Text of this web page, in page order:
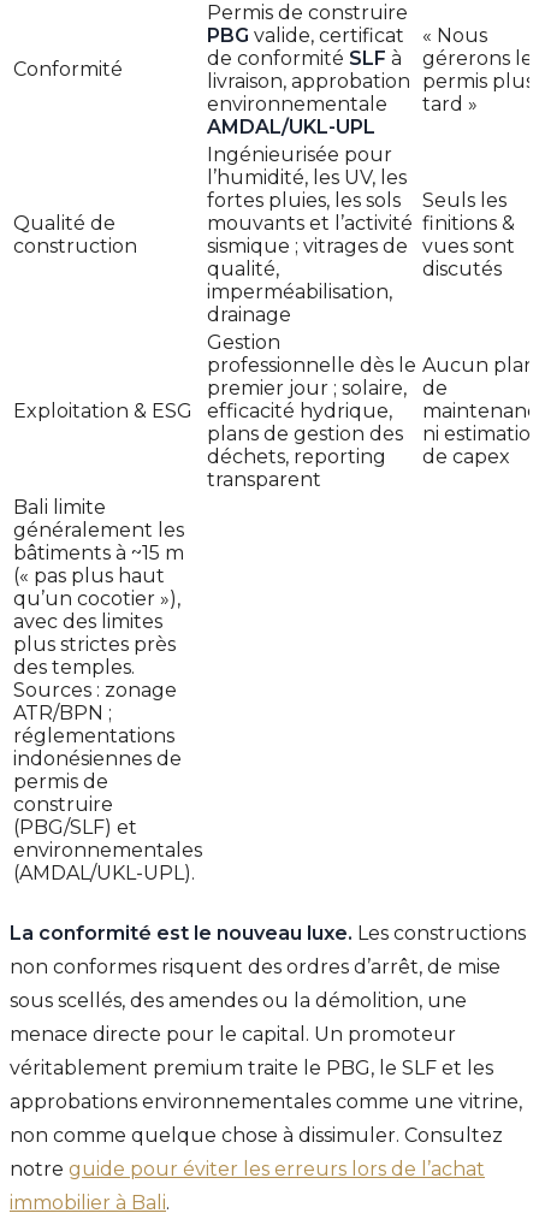
Conformité
Permis de construire
PBG valide, certificat
de conformité SLF à
livraison, approbation
environnementale
AMDAL/UKL-UPL
« Nous
gérerons
permis plus
tard »
Qualité de
construction
Ingénieurisée pour
l’humidité, les UV, les
fortes pluies, les sols
mouvants et l’activité
sismique ; vitrages de
qualité,
imperméabilisation,
drainage
Seuls les
finitions &
vues sont
discutés
Exploitation & ESG
Gestion
professionnelle dès le
premier jour ; solaire,
efficacité hydrique,
plans de gestion des
déchets, reporting
transparent
Aucun plan
de
ni
de capex
Bali limite
généralement les
bâtiments à ~15 m
(« pas plus haut
qu’un cocotier »),
avec des limites
plus strictes près
des temples.
Sources : zonage
ATR/BPN ;
réglementations
indonésiennes de
permis de
construire
(PBG/SLF) et
environnementales
(AMDAL/UKL-UPL).
La conformité est le nouveau luxe. Les constructions
non conformes risquent des ordres d’arrêt, de mise
sous scellés, des amendes ou la démolition, une
menace directe pour le capital. Un promoteur
véritablement premium traite le PBG, le SLF et les
approbations environnementales comme une vitrine,
non comme quelque chose à dissimuler. Consultez
notre guide pour éviter les erreurs lors de l’achat
immobilier à Bali.